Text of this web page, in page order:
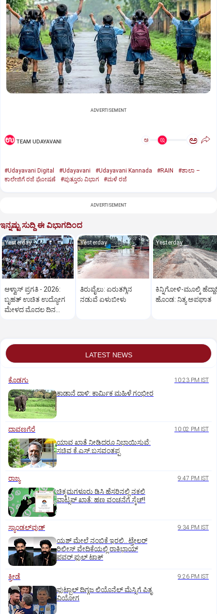
ADVERTISEMENT
TEAM UDAYAVANI ಅ ಅ
#Udayavani Digital #Udayavani #Udayavani Kannada #RAIN
#ಶಾಲಾ –
ಕಾಲೇಜಿಗೆ ರಜೆ ಘೋಷಣೆ
#ಪುತ್ತೂರು ವಿಭಾಗ #ಮಳೆ ರಜೆ
ADVERTISEMENT
ಇನ್ನಷ್ಟು ಸುದ್ದಿ ಈ ವಿಭಾಗದಿಂದ
Yesterday
ಆಳ್ವಾಸ್‌ ಪ್ರಗತಿ - 2026:
ಬೃಹತ್ ಉಚಿತ ಉದ್ಯೋಗ
ಮೇಳದ ಮೊದಲ ದಿನ
Yesterday
ತಿರುವೈಲು: ಏರುತಗ್ಗಿನ
ನಡುವೆ ಏಳುಬೀಳು
Yesterday
ಕಿನ್ನಿಗೋಳಿ-ಮೂಲ್ಕಿ
ಹೊಂಡ: ನಿತ್ಯ ಅಪಘಾತ
LATEST NEWS
ಕೊಡಗು 10:23 PM IST
ಕಾಡಾನೆ ದಾಳಿ: ಕಾರ್ಮಿಕ ಮಹಿಳೆ ಗಂಭೀರ
ದಾವಣಗೆರೆ 10:02 PM IST
ಯಾವ ಖಾತೆ ನೀಡಿದರೂ ನಿಭಾಯಿಸುವೆ:
ಸಚಿವ ಕೆ.ಎಸ್.ಬಸವಂತಪ್ಪ
ರಾಜ್ಯ 9:47 PM IST
ಚಿಕ್ಕಮಗಳೂರು ಡಿಸಿ ಹೆಸರಿನಲ್ಲಿ ನಕಲಿ
ವಾಟ್ಸಪ್ ಖಾತೆ: ಹಣ ವಂಚನೆಗೆ ಸ್ಕೆಚ್!
ಸ್ಯಾಂಡಲ್‌ವುಡ್‌ 9:34 PM IST
ಯಶ್‌ ಮೇಲೆ ನಂಬಿಕೆ ಇರಲಿ.. ಟ್ರೇಲರ್‌
ರಿಲೀಸ್‌ ವೇದಿಕೆಯಲ್ಲಿ ರಾಕಿಭಾಯ್‌
ಪವರ್‌ ಫುಲ್‌ ಟಾಕ್
ಕ್ರೀಡೆ 9:26 PM IST
ಫುಟ್ಬಾಲ್ ದಿಗ್ಗಜ ಲಿಯೊನೆಲ್‌ ಮೆಸ್ಸಿಗೆ ಪಿತೃ
ವಿಯೋಗ